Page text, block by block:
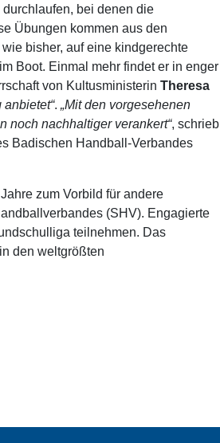
bei denen die
Übungen kommen aus den
bisher, auf eine kindgerechte
Boot. Einmal mehr findet er in enger
von Kultusministerin Theresa
. „Mit den vorgesehenen
noch nachhaltiger verankert“, schrieb
Badischen Handball-Verbandes
zum Vorbild für andere
(SHV). Engagierte
teilnehmen. Das
den weltgrößten